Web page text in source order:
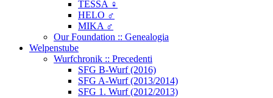
TESSA ♀
HELO ♂
MIKA ♂
Our Foundation :: Genealogia
Welpenstube
Wurfchronik :: Precedenti
SFG B-Wurf (2016)
SFG A-Wurf (2013/2014)
SFG 1. Wurf (2012/2013)